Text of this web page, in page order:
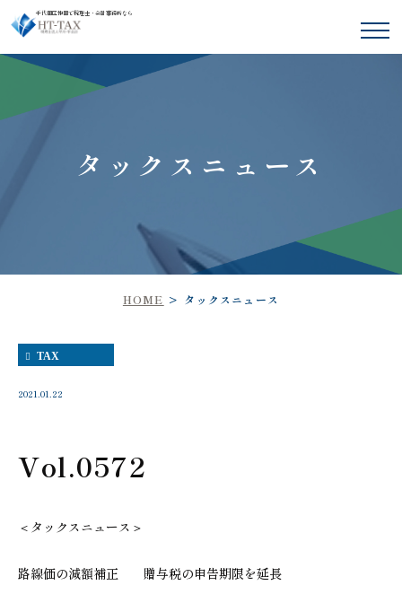
千代田区神田で税理士・会計事務所なら
タックスニュース
HOME タックスニュース
TAX
2021.01.22
Vol.0572
＜タックスニュース＞
路線価の減額補正 贈与税の申告期限を延長